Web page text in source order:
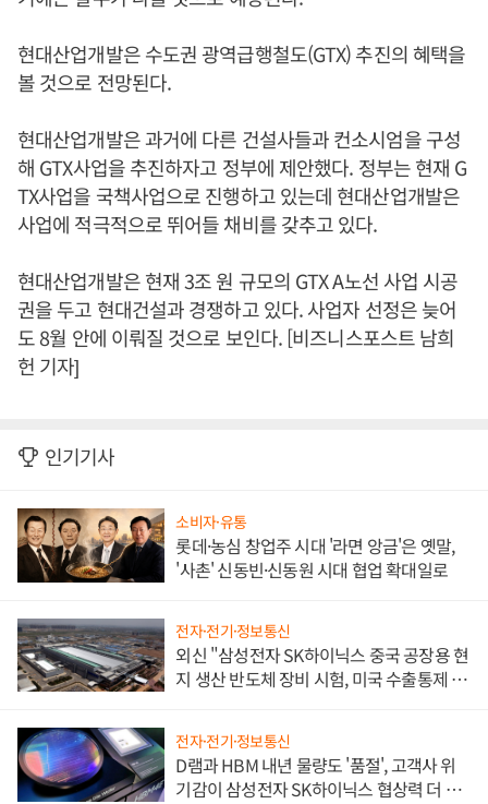
현대산업개발은 수도권 광역급행철도(GTX) 추진의 혜택을
볼 것으로 전망된다.
현대산업개발은 과거에 다른 건설사들과 컨소시엄을 구성
해 GTX사업을 추진하자고 정부에 제안했다. 정부는 현재 G
TX사업을 국책사업으로 진행하고 있는데 현대산업개발은
사업에 적극적으로 뛰어들 채비를 갖추고 있다.
현대산업개발은 현재 3조 원 규모의 GTX A노선 사업 시공
권을 두고 현대건설과 경쟁하고 있다. 사업자 선정은 늦어
도 8월 안에 이뤄질 것으로 보인다. [비즈니스포스트 남희
헌 기자]
인기기사
소비자·유통
롯데·농심 창업주 시대 '라면 앙금'은 옛말,
'사촌' 신동빈·신동원 시대 협업 확대일로
전자·전기·정보통신
외신 "삼성전자 SK하이닉스 중국 공장용 현
지 생산 반도체 장비 시험, 미국 수출통제 대
전자·전기·정보통신
D램과 HBM 내년 물량도 '품절', 고객사 위
기감이 삼성전자 SK하이닉스 협상력 더 키